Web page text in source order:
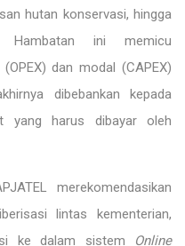
hutan konservasi, hingga
Hambatan ini memicu
dan modal (CAPEX)
dibebankan kepada
yang harus dibayar oleh
merekomendasikan
lintas kementerian,
ke dalam sistem
Online